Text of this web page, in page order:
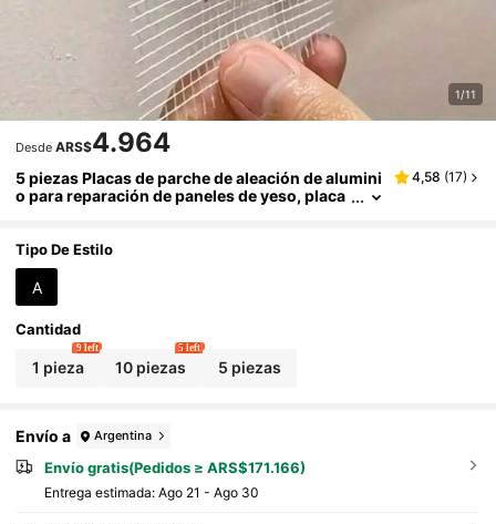
1/11
Desde ARS$4.964
5 piezas Placas de parche de aleación de alumini
o para reparación de paneles de yeso, placa
n malla extendida para reparación de agujeros e
n paneles de yeso
4,58 (17)
Tipo De Estilo
A
Cantidad
1 pieza
9 left
10 piezas
5 left
5 piezas
Envío a Argentina
Envío gratis(Pedidos ≥ ARS$171.166)
Entrega estimada: Ago 21 - Ago 30